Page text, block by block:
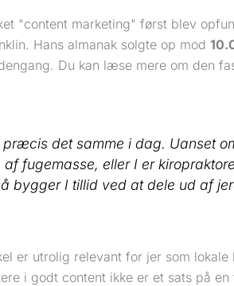
"content marketing" først blev
Hans almanak solgte op mod
Du kan læse mere om den
præcis det samme i dag. Uanset
fugemasse, eller I er
bygger I tillid ved at dele ud af
er utrolig relevant for jer som
i godt content ikke er et sats på